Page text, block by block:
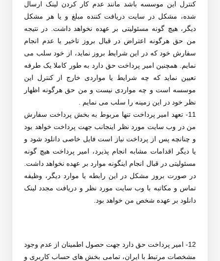
کنترل این موسسه باشد مانند عدم کار کردن لینک ارسال
شده، مشکل در سایت دریافت کننده مبلغ و یا هر مشکل
دیگر، هیچ گونه مسئولیتی بر عهده نخواهد داشت. در نتیجه
من حق هرگونه اعتراض در قبال بروز تاخیر یا عدم انجام
سفارش خود که در این شرایط بروز نماید، از خود سلب می
نمایم. همچنین امیر پرداخت حق دارد به طور کاملا یک طرفه
تعیین نماید که چه شرایط یا مواردی خارج از کنترل این
موسسه است و چه مواردی نیست و من حق هرگونه اظهار
نظر خود در این زمینه را سلب می نمایم .
11- تعهد امیر پرداخت تنها مربوط به بخش پرداخت سفارش
من در وب سایت مورد نظر اینجانب جهت پرداخت خواهد بود
و چنانچه پس از پرداخت نیاز است فایل خاصی دانلود شود و
یا دیگر اقدامات مشابه انجام پذیرد، امیر پرداخت هیچ گونه
مسئولیتی در قبال انجام اینگونه موارد بر عهده نخواهد داشت.
در صورت بروز مشکل در این رابطه یا موارد دیگر، وظیفه
تماس و مکاتبه با وب سایت مورد نظر و دریافت مجدد لینک
دانلود بر عهده شخص من خواهد بود.
12- امیر پرداخت حق دارد جهت حصول اطمینان از عدم وجود
مشخصات مرتبط با ایران، تمامی بخش های حساب کاربری و